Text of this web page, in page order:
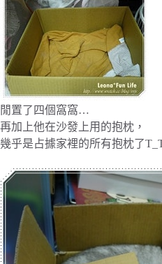
閒置了四個窩窩…
再加上他在沙發上用的抱枕，
幾乎是占據家裡的所有抱枕了